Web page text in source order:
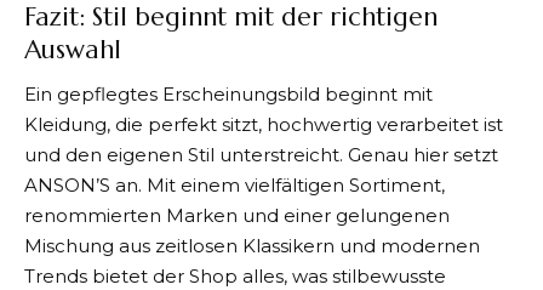
Fazit: Stil beginnt mit der richtigen
Auswahl
Ein gepflegtes Erscheinungsbild beginnt mit
Kleidung, die perfekt sitzt, hochwertig verarbeitet ist
und den eigenen Stil unterstreicht. Genau hier setzt
ANSON’S an. Mit einem vielfältigen Sortiment,
renommierten Marken und einer gelungenen
Mischung aus zeitlosen Klassikern und modernen
Trends bietet der Shop alles, was stilbewusste